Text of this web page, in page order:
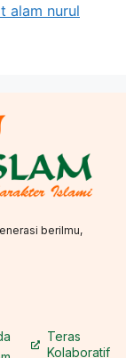
alam nurul
berilmu,
Teras
Kolaboratif